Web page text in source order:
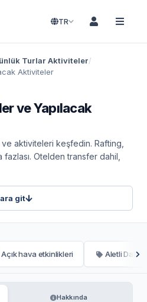
TR
Turlar Aktiviteler
Aktiviteler
ve Yapılacak
aktiviteleri keşfedin. Rafting,
Otelden transfer dahil,
git
Açık hava etkinlikleri Aletli Dalış
Hakkında